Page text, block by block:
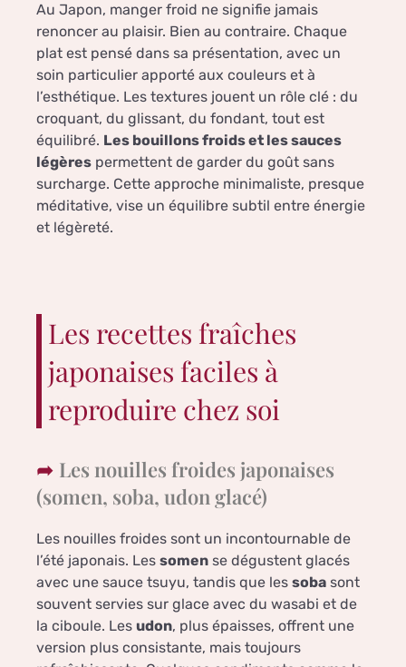
Au Japon, manger froid ne signifie jamais
renoncer au plaisir. Bien au contraire. Chaque
plat est pensé dans sa présentation, avec un
soin particulier apporté aux couleurs et à
l’esthétique. Les textures jouent un rôle clé : du
croquant, du glissant, du fondant, tout est
équilibré. Les bouillons froids et les sauces
légères permettent de garder du goût sans
surcharge. Cette approche minimaliste, presque
méditative, vise un équilibre subtil entre énergie
et légèreté.
Les recettes fraîches
japonaises faciles à
reproduire chez soi
Les nouilles froides japonaises
(somen, soba, udon glacé)
Les nouilles froides sont un incontournable de
l’été japonais. Les somen se dégustent glacés
avec une sauce tsuyu, tandis que les soba sont
souvent servies sur glace avec du wasabi et de
la ciboule. Les udon, plus épaisses, offrent une
version plus consistante, mais toujours